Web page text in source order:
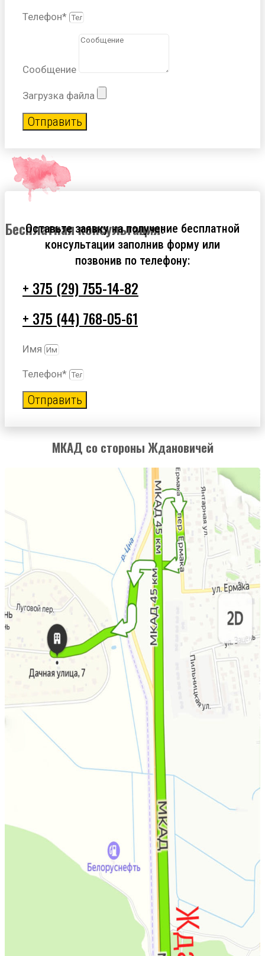
Телефон*
Сообщение
Загрузка файла
Отправить
Бесплатная консультация:
Оставьте заявку на получение бесплатной
консультации заполнив форму или
позвонив по телефону:
+ 375 (29) 755-14-82
+ 375 (44) 768-05-61
Имя
Телефон*
Отправить
МКАД со стороны Ждановичей